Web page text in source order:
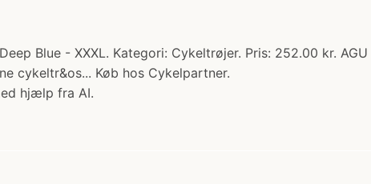
Blue - XXXL. Kategori: Cykeltrøjer. Pris: 252.00 kr.
cykeltr&os... Køb hos Cykelpartner.
hjælp fra AI.